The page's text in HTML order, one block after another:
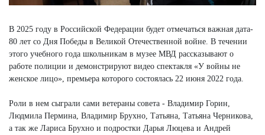
В 2025 году в Российской Федерации будет отмечаться важная дата-
80 лет со Дня Победы в Великой Отечественной войне. В течении
этого учебного года школьникам в музее МВД рассказывают о
работе полиции и демонстрируют видео спектакля «У войны не
женское лицо», премьера которого состоялась 22 июня 2022 года.
Роли в нем сыграли сами ветераны совета - Владимир Горин,
Людмила Пермина, Владимир Брухно, Татьяна, Татьяна Черникова,
а так же Лариса Брухно и подростки Дарья Люцева и Андрей